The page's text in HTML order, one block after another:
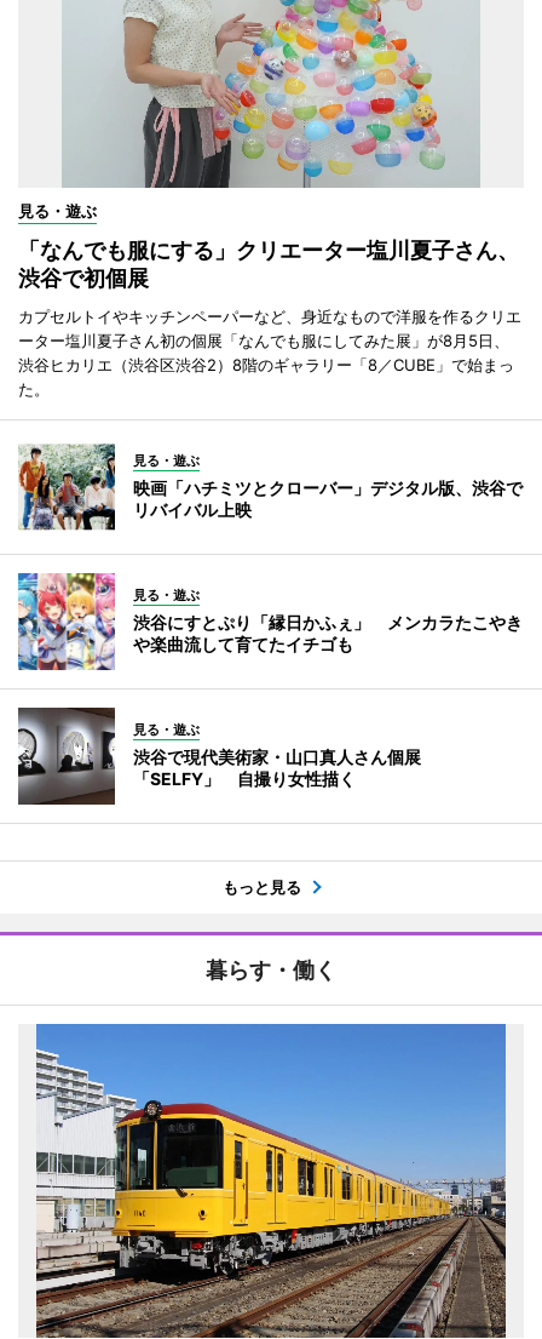
見る・遊ぶ
「なんでも服にする」クリエーター塩川夏子さん、
渋谷で初個展
カプセルトイやキッチンペーパーなど、身近なもので洋服を作るクリエ
ーター塩川夏子さん初の個展「なんでも服にしてみた展」が8月5日、
渋谷ヒカリエ（渋谷区渋谷2）8階のギャラリー「8／CUBE」で始まっ
た。
見る・遊ぶ
映画「ハチミツとクローバー」デジタル版、渋谷で
リバイバル上映
見る・遊ぶ
渋谷にすとぷり「縁日かふぇ」 メンカラたこやき
や楽曲流して育てたイチゴも
見る・遊ぶ
渋谷で現代美術家・山口真人さん個展
「SELFY」 自撮り女性描く
もっと見る
暮らす・働く